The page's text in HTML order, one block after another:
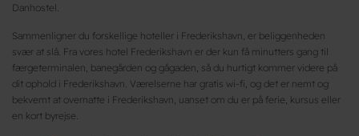
Danhostel.
Sammenligner du forskellige hoteller i Frederikshavn, er beliggenheden
svær at slå. Fra vores hotel Frederikshavn er der kun få minutters gang til
færgeterminalen, banegården og gågaden, så du hurtigt kommer videre på
dit ophold i Frederikshavn. Værelserne har gratis wi-fi, og det er nemt og
bekvemt at overnatte i Frederikshavn, uanset om du er på ferie, kursus eller
en kort byrejse.